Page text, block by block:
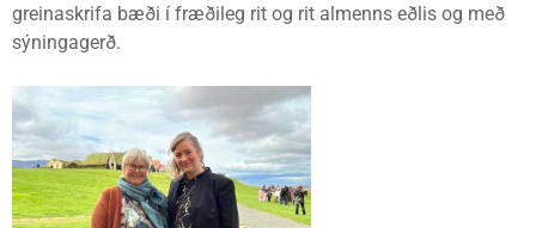
greinaskrifa bæði í fræðileg rit og rit almenns eðlis og með
sýningagerð.